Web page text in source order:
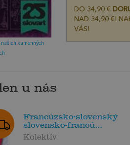
našich kamenných
DO 34,90 €
NAD 34,90 €!
VÁS!
u nás
Francúzsko-slovenský
slovensko-francú...
Kolektív